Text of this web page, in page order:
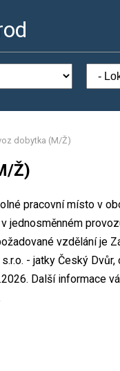
dobytka (M/Ž)
Ž)
pracovní místo v
jednosměnném
vzdělání je
- jatky Český
Další informace